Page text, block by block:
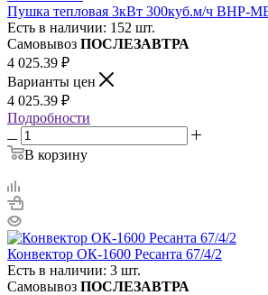
Пушка тепловая 3кВт 300куб.м/ч BHP-
Есть в наличии: 152 шт.
Самовывоз ПОСЛЕЗАВТРА
4 025.39 ₽
Варианты цен
4 025.39 ₽
Подробности
В корзину
Конвектор ОК-1600 Ресанта 67/4/2
Есть в наличии: 3 шт.
Самовывоз ПОСЛЕЗАВТРА